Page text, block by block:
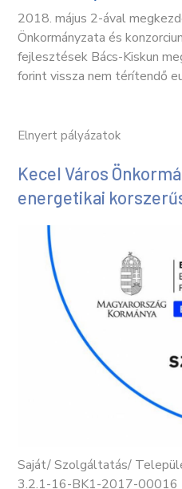
2018. május 2-ával
Önkormányzata és
fejlesztések Bács-Kiskun
forint vissza nem térítendő
Elnyert pályázatok
Kecel Város
energetikai
Saját/ Szolgáltatás/
3.2.1-16-BK1-2017-00016